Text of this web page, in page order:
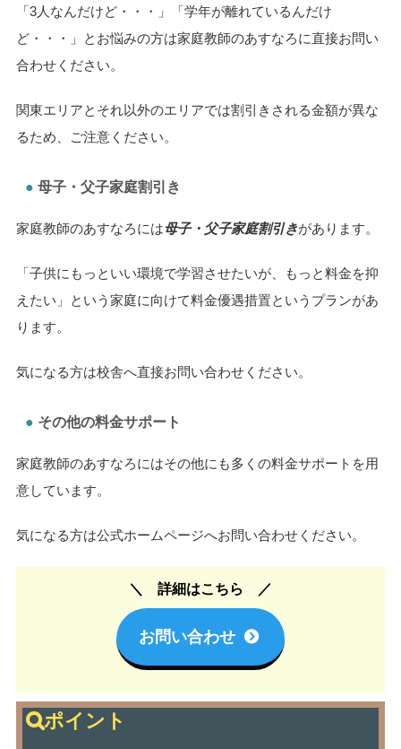
「3人なんだけど・・・」「学年が離れているんだけ
ど・・・」とお悩みの方は家庭教師のあすなろに直接お問い
合わせください。
関東エリアとそれ以外のエリアでは割引きされる金額が異な
るため、ご注意ください。
母子・父子家庭割引き
家庭教師のあすなろには母子・父子家庭割引きがあります。
「子供にもっといい環境で学習させたいが、もっと料金を抑
えたい」という家庭に向けて料金優遇措置というプランがあ
ります。
気になる方は校舎へ直接お問い合わせください。
その他の料金サポート
家庭教師のあすなろにはその他にも多くの料金サポートを用
意しています。
気になる方は公式ホームページへお問い合わせください。
詳細はこちら
お問い合わせ